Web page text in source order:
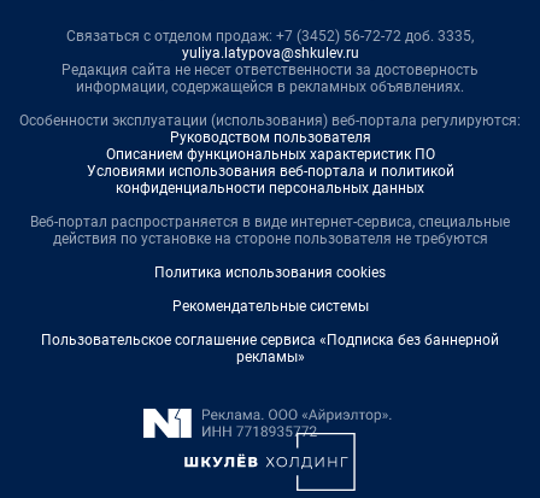
Связаться с отделом продаж: +7 (3452) 56-72-72 доб. 3335,
yuliya.latypova@shkulev.ru
Редакция сайта не несет ответственности за достоверность
информации, содержащейся в рекламных объявлениях.
Особенности эксплуатации (использования) веб-портала регулируются:
Руководством пользователя
Описанием функциональных характеристик ПО
Условиями использования веб-портала и политикой
конфиденциальности персональных данных
Веб-портал распространяется в виде интернет-сервиса, специальные
действия по установке на стороне пользователя не требуются
Политика использования cookies
Рекомендательные системы
Пользовательское соглашение сервиса «Подписка без баннерной
рекламы»